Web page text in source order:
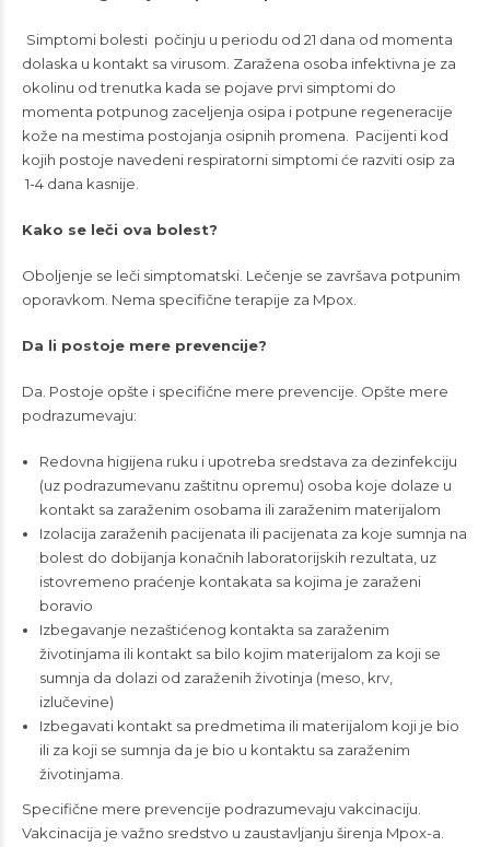
Simptomi bolesti počinju u periodu od 21 dana od momenta
dolaska u kontakt sa virusom. Zaražena osoba infektivna je za
okolinu od trenutka kada se pojave prvi simptomi do
momenta potpunog zaceljenja osipa i potpune regeneracije
kože na mestima postojanja osipnih promena. Pacijenti kod
kojih postoje navedeni respiratorni simptomi će razviti osip za
1-4 dana kasnije.
Kako se leči ova bolest?
Oboljenje se leči simptomatski. Lečenje se završava potpunim
oporavkom. Nema specifične terapije za Mpox.
Da li postoje mere prevencije?
Da. Postoje opšte i specifične mere prevencije. Opšte mere
podrazumevaju:
Redovna higijena ruku i upotreba sredstava za dezinfekciju
(uz podrazumevanu zaštitnu opremu) osoba koje dolaze u
kontakt sa zaraženim osobama ili zaraženim materijalom
Izolacija zaraženih pacijenata ili pacijenata za koje sumnja na
bolest do dobijanja konačnih laboratorijskih rezultata, uz
istovremeno praćenje kontakata sa kojima je zaraženi
boravio
Izbegavanje nezaštićenog kontakta sa zaraženim
životinjama ili kontakt sa bilo kojim materijalom za koji se
sumnja da dolazi od zaraženih životinja (meso, krv,
izlučevine)
Izbegavati kontakt sa predmetima ili materijalom koji je bio
ili za koji se sumnja da je bio u kontaktu sa zaraženim
životinjama.
Specifične mere prevencije podrazumevaju vakcinaciju.
Vakcinacija je važno sredstvo u zaustavljanju širenja Mpox-a.